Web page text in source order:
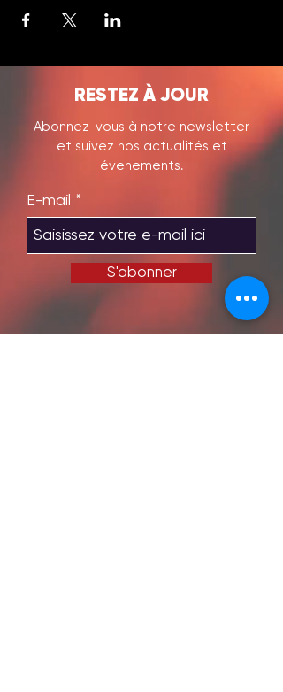
RESTEZ À JOUR
Abonnez-vous à notre newsletter
et suivez nos actualités et
évenements.
E-mail
S'abonner